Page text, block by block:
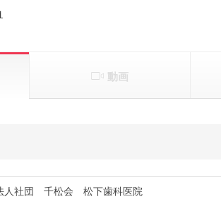
動画
人社団 千松会 松下歯科医院